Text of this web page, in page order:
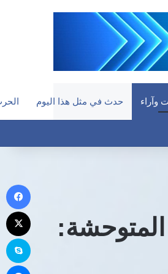
وآراء حدث في مثل هذا اليوم
جانبي